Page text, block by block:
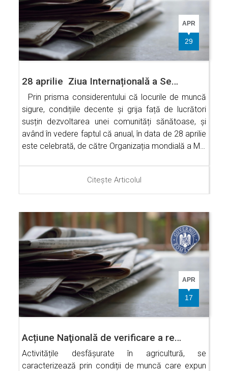
APR
29
28 aprilie Ziua Internațională a Se…
Prin prisma considerentului că locurile de muncă
sigure, condițiile decente și grija față de lucrători
susțin dezvoltarea unei comunități sănătoase, și
având în vedere faptul că anual, în data de 28 aprilie
este celebrată, de către Organizația mondială a M…
Citește Articolul
APR
17
Acțiune Naţională de verificare a re…
Activitățile desfășurate în agricultură, se
caracterizează prin condiții de muncă care expun